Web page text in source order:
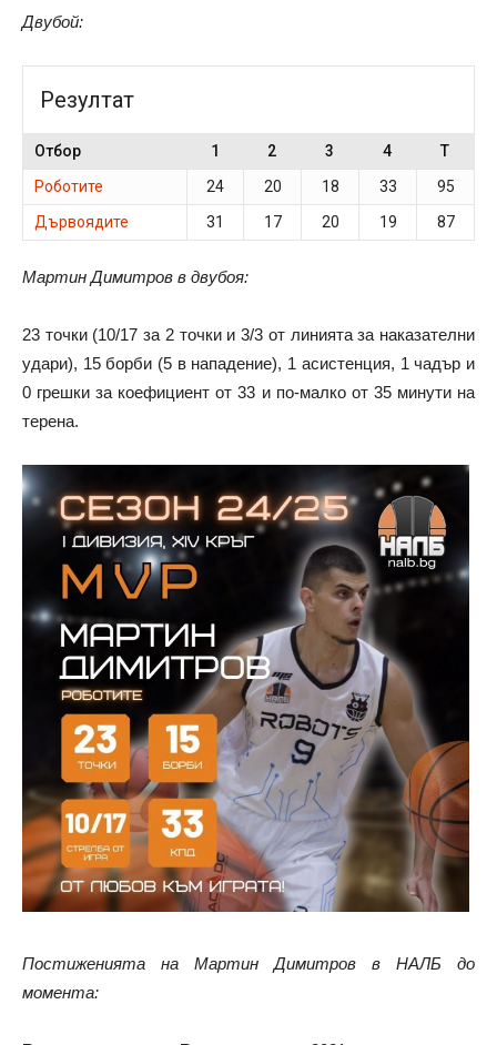
Двубой:
Резултат
Отбор 1 2 3 4
T
Роботите
24 20 18 33
95
Дървоядите
31 17 20 19 87
Мартин Димитров в двубоя:
23 точки (10/17 за 2 точки и 3/3 от линията за наказателни
удари), 15 борби (5 в нападение), 1 асистенция, 1 чадър и
0 грешки за коефициент от 33 и по-малко от 35 минути на
терена.
Постиженията на Мартин Димитров в НАЛБ до
момента: